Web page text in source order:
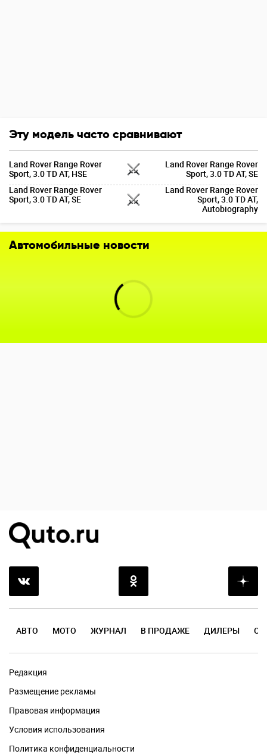
Эту модель часто сравнивают
Land Rover Range Rover
Sport, 3.0 TD AT, HSE
Land Rover Range Rover
Sport, 3.0 TD AT, SE
Land Rover Range Rover
Sport, 3.0 TD AT, SE
Land Rover Range Rover
Sport, 3.0 TD AT,
Autobiography
Автомобильные новости
АВТО МОТО ЖУРНАЛ В ПРОДАЖЕ ДИЛЕРЫ
Редакция
Размещение рекламы
Правовая информация
Условия использования
Политика конфиденциальности